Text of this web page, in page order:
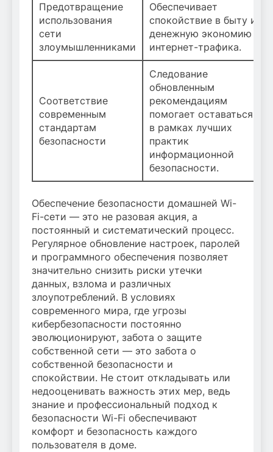
Предотвращение
использования
сети
злоумышленниками
Обеспечивает
спокойствие в быту и
денежную экономию
интернет-трафика.
Соответствие
современным
стандартам
безопасности
Следование
обновленным
рекомендациям
помогает оставаться
в рамках лучших
практик
информационной
безопасности.
Обеспечение безопасности домашней Wi-
Fi-сети — это не разовая акция, а
постоянный и систематический процесс.
Регулярное обновление настроек, паролей
и программного обеспечения позволяет
значительно снизить риски утечки
данных, взлома и различных
злоупотреблений. В условиях
современного мира, где угрозы
кибербезопасности постоянно
эволюционируют, забота о защите
собственной сети — это забота о
собственной безопасности и
спокойствии. Не стоит откладывать или
недооценивать важность этих мер, ведь
знание и профессиональный подход к
безопасности Wi-Fi обеспечивают
комфорт и безопасность каждого
пользователя в доме.